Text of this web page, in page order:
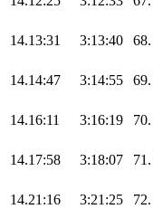
14.13:31 3:13:40 68.
14.14:47 3:14:55 69.
14.16:11 3:16:19 70.
14.17:58 3:18:07 71.
14.21:16 3:21:25 72.